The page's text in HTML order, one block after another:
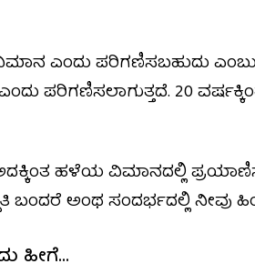
ಎಂದು ಪರಿಗಣಿಸಬಹುದು
ಪರಿಗಣಿಸಲಾಗುತ್ತದೆ. 20
ಅದಕ್ಕಿಂತ ಹಳೆಯ ವಿಮಾನದಲ್ಲಿ
ಅಂಥ ಸಂದರ್ಭದಲ್ಲಿ ನೀವು
ಹೀಗೆ...